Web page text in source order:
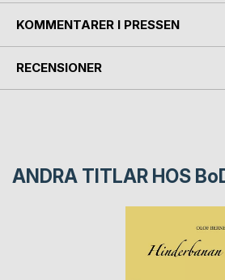
KOMMENTARER I PRESSEN
RECENSIONER
ANDRA TITLAR HOS